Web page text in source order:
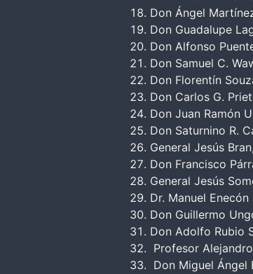
Don Ángel
Don Guadalupe
Don Alfonso
Don Samuel C.
Don Florentín
Don Carlos G.
Don Juan Ramón
Don Saturnino R.
General Jesús
Don Francisco
General Jesús
Dr. Manuel
Don Guillermo
Don Adolfo Rubio
Profesor
Don Miguel Ángel